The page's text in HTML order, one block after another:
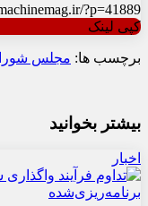
?p=41889
کپی لینک
برچسب ها: مجلس
بیشتر بخوانید
اخبار